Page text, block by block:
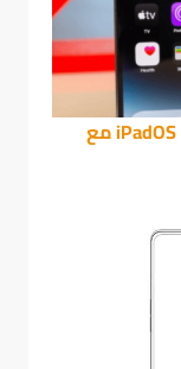
حدث هاتفك إلى iOS 16.4.1 و iPadOS 16.4.1 مع